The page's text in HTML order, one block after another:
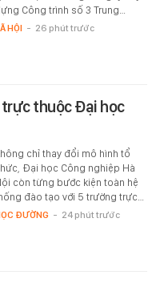
Công trình số 3 Trung…
HỘI - 26 phút trước
thuộc Đại học
chỉ thay đổi mô hình tổ
Đại học Công nghiệp Hà
còn từng bước kiện toàn hệ
đào tạo với 5 trường trực…
ĐƯỜNG - 24 phút trước